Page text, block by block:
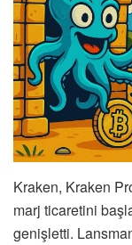
Kraken, Kraken
marj ticaretini
genişletti.